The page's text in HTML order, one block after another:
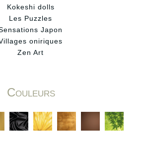
Kokeshi dolls
Les Puzzles
Japon
oniriques
Zen Art
Couleurs
C C C C